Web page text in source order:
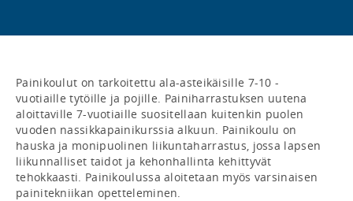
Painikoulut on tarkoitettu ala-asteikäisille 7-10 -
vuotiaille tytöille ja pojille. Painiharrastuksen uutena
aloittaville 7-vuotiaille suositellaan kuitenkin puolen
vuoden nassikkapainikurssia alkuun. Painikoulu on
hauska ja monipuolinen liikuntaharrastus, jossa lapsen
liikunnalliset taidot ja kehonhallinta kehittyvät
tehokkaasti. Painikoulussa aloitetaan myös varsinaisen
painitekniikan opetteleminen.